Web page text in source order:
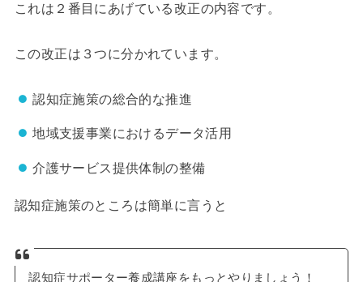
これは２番目にあげている改正の内容です。
この改正は３つに分かれています。
認知症施策の総合的な推進
地域支援事業におけるデータ活用
介護サービス提供体制の整備
認知症施策のところは簡単に言うと
認知症サポーター養成講座をもっとやりましょう！